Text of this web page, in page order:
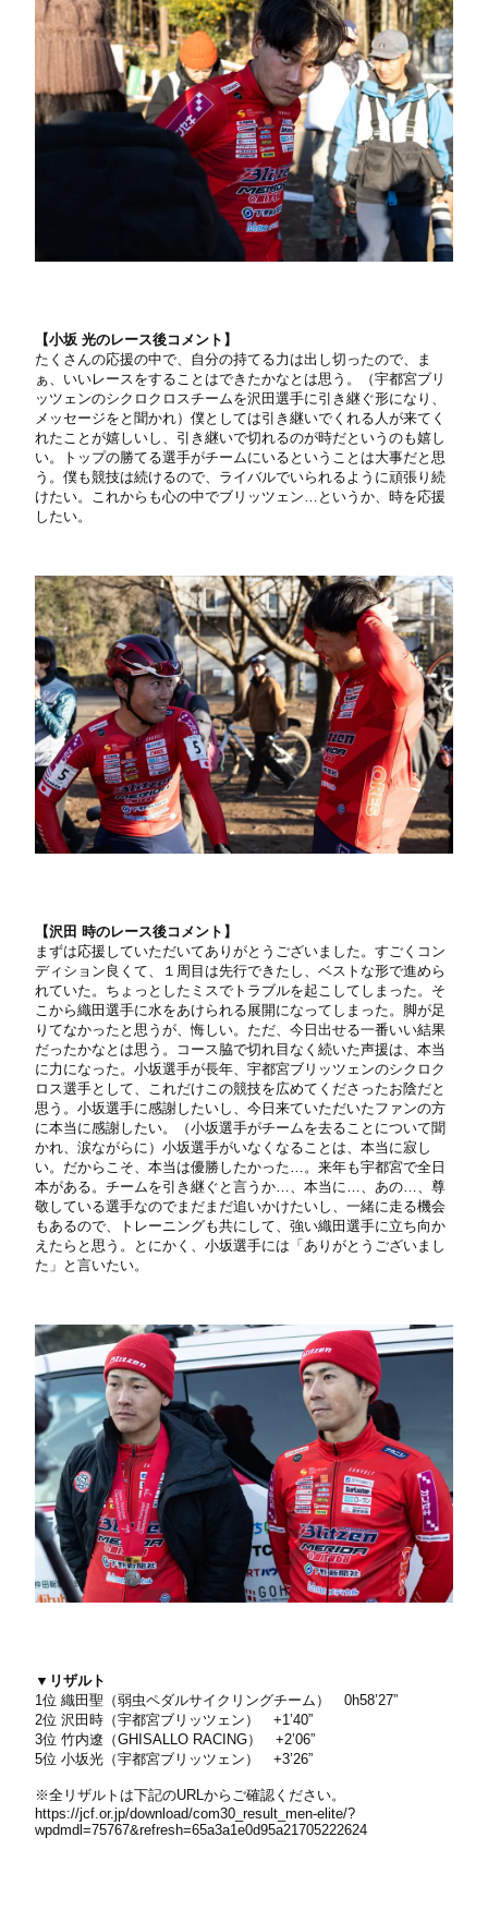
【小坂 光のレース後コメント】
たくさんの応援の中で、自分の持てる力は出し切ったので、ま
ぁ、いいレースをすることはできたかなとは思う。（宇都宮ブリ
ッツェンのシクロクロスチームを沢田選手に引き継ぐ形になり、
メッセージをと聞かれ）僕としては引き継いでくれる人が来てく
れたことが嬉しいし、引き継いで切れるのが時だというのも嬉し
い。トップの勝てる選手がチームにいるということは大事だと思
う。僕も競技は続けるので、ライバルでいられるように頑張り続
けたい。これからも心の中でブリッツェン…というか、時を応援
したい。
【沢田 時のレース後コメント】
まずは応援していただいてありがとうございました。すごくコン
ディション良くて、１周目は先行できたし、ベストな形で進めら
れていた。ちょっとしたミスでトラブルを起こしてしまった。そ
こから織田選手に水をあけられる展開になってしまった。脚が足
りてなかったと思うが、悔しい。ただ、今日出せる一番いい結果
だったかなとは思う。コース脇で切れ目なく続いた声援は、本当
に力になった。小坂選手が長年、宇都宮ブリッツェンのシクロク
ロス選手として、これだけこの競技を広めてくださったお陰だと
思う。小坂選手に感謝したいし、今日来ていただいたファンの方
に本当に感謝したい。（小坂選手がチームを去ることについて聞
かれ、涙ながらに）小坂選手がいなくなることは、本当に寂し
い。だからこそ、本当は優勝したかった…。来年も宇都宮で全日
本がある。チームを引き継ぐと言うか…、本当に…、あの…、尊
敬している選手なのでまだまだ追いかけたいし、一緒に走る機会
もあるので、トレーニングも共にして、強い織田選手に立ち向か
えたらと思う。とにかく、小坂選手には「ありがとうございまし
た」と言いたい。
▼リザルト
1位 織田聖（弱虫ペダルサイクリングチーム） 0h58’27”
2位 沢田時（宇都宮ブリッツェン） +1’40”
3位 竹内遼（GHISALLO RACING） +2’06”
5位 小坂光（宇都宮ブリッツェン） +3’26”
※全リザルトは下記のURLからご確認ください。
https://jcf.or.jp/download/com30_result_men-elite/?
wpdmdl=75767&refresh=65a3a1e0d95a21705222624